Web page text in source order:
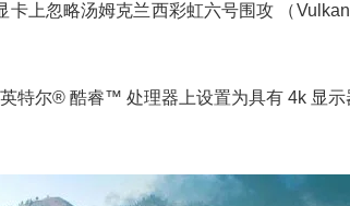
忽略汤姆克兰西彩虹六号围攻 （Vulkan
尔® 酷睿™ 处理器上设置为具有 4k 显示